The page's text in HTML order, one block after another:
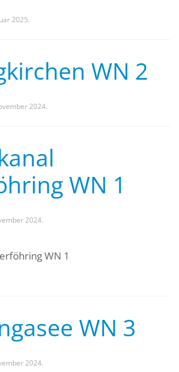
2025.
WN 2
2024.
WN 1
2024.
WN 1
WN 3
2024.